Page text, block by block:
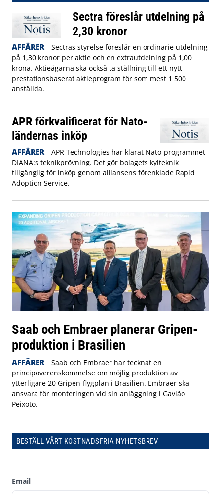
Sectra föreslår utdelning på
2,30 kronor
AFFÄRER
Sectras styrelse föreslår en ordinarie utdelning
på 1,30 kronor per aktie och en extrautdelning på 1,00
krona. Aktieägarna ska också ta ställning till ett nytt
prestationsbaserat aktieprogram för som mest 1 500
anställda.
APR förkvalificerat för Nato-
ländernas inköp
AFFÄRER
APR Technologies har klarat Nato-programmet
DIANA:s teknikprövning. Det gör bolagets kylteknik
tillgänglig för inköp genom alliansens förenklade Rapid
Adoption Service.
Saab och Embraer planerar Gripen-
produktion i Brasilien
AFFÄRER
Saab och Embraer har tecknat en
principöverenskommelse om möjlig produktion av
ytterligare 20 Gripen-flygplan i Brasilien. Embraer ska
ansvara för monteringen vid sin anläggning i Gavião
Peixoto.
BESTÄLL VÅRT KOSTNADSFRIA NYHETSBREV
Email